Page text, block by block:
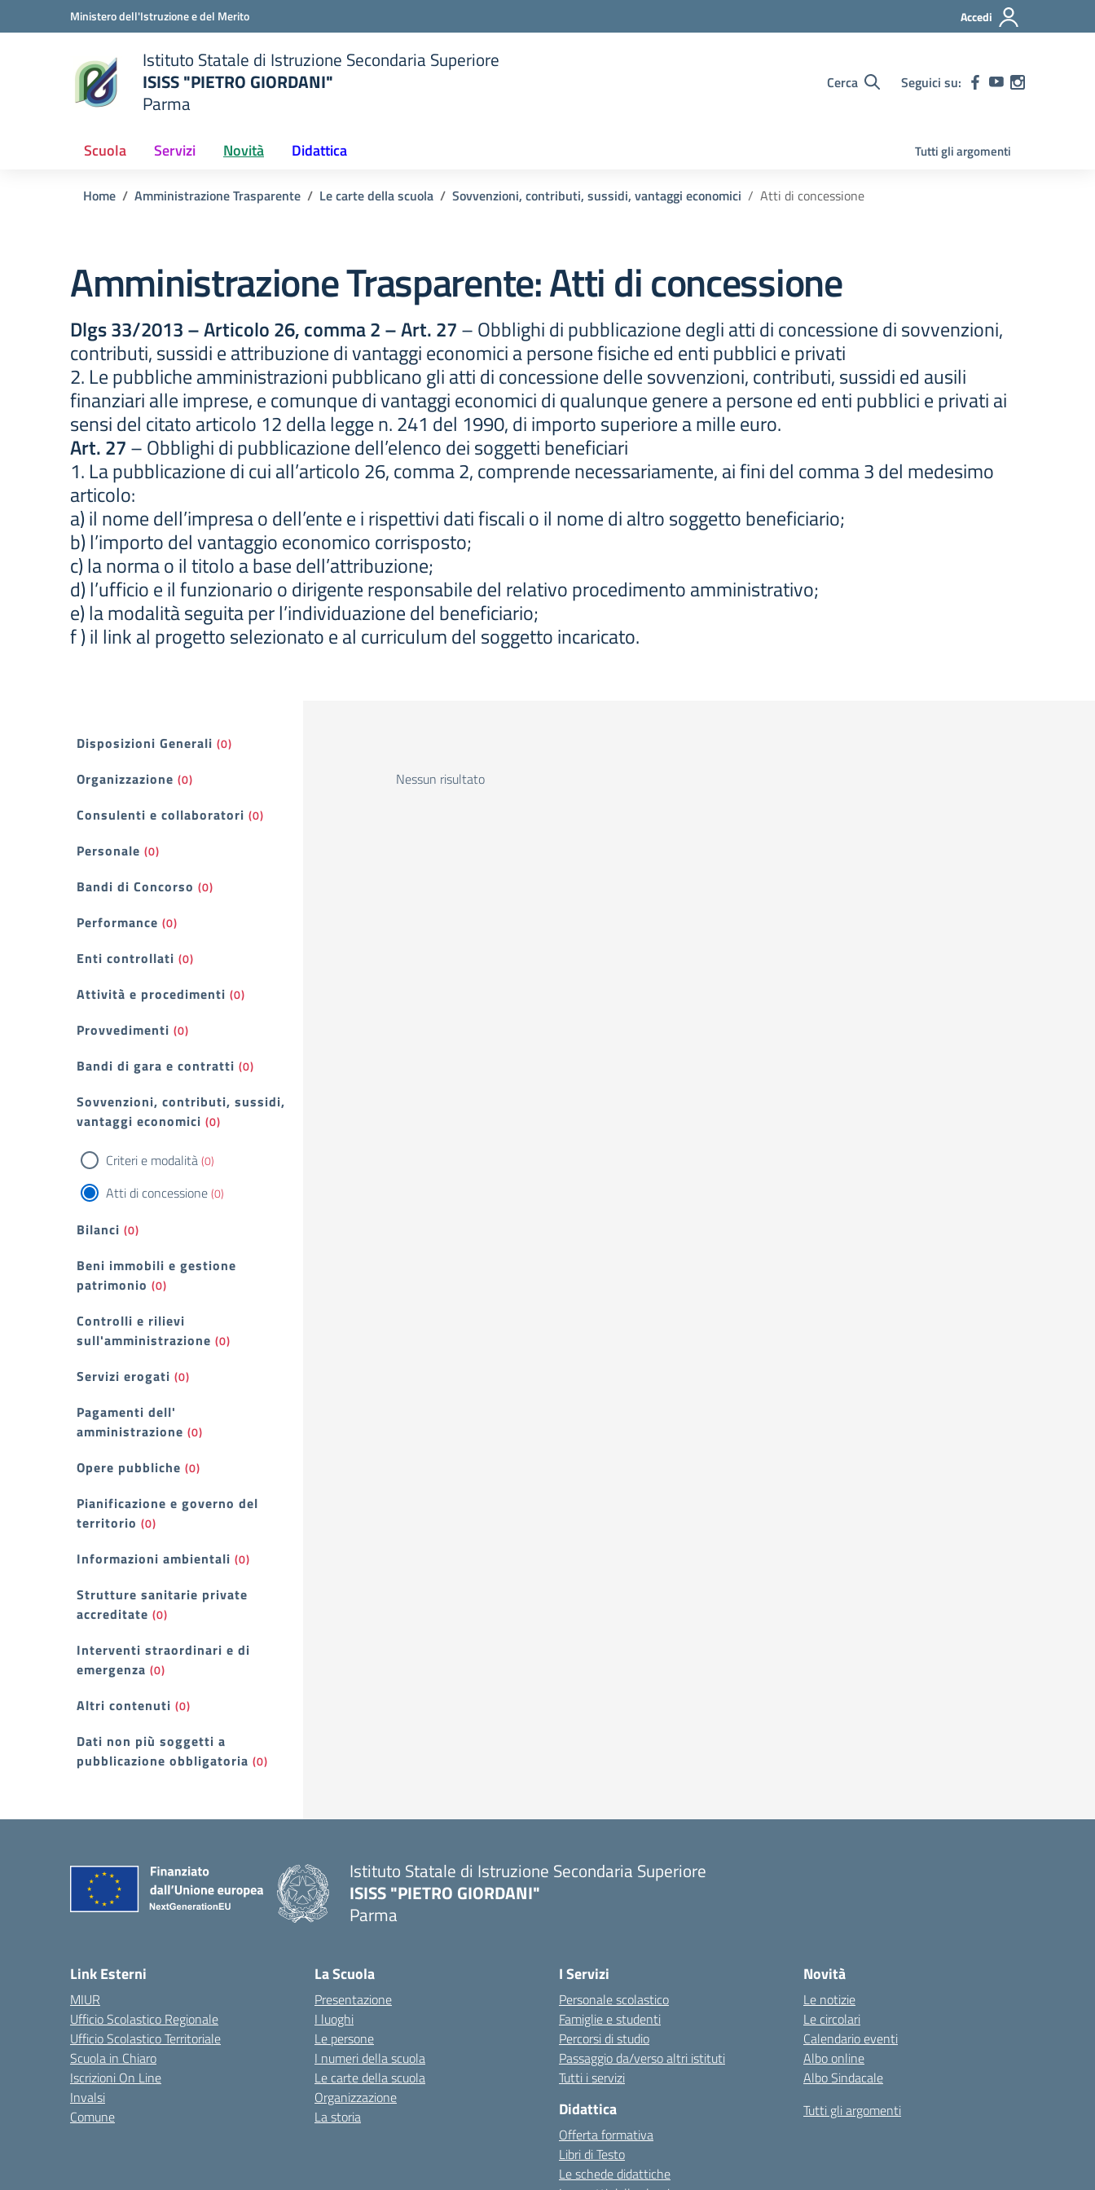
Vai ai contenuti
Vai al menu di navigazioneMinistero dell'Istruzione e del Merito Accedi
Istituto Statale di Istruzione Secondaria Superiore
ISISS "PIETRO GIORDANI"
Parma
Cerca Seguici su:
Scuola Servizi Novità Didattica Tutti gli argomenti
Home Amministrazione Trasparente Le carte della scuola Sovvenzioni, contributi, sussidi, vantaggi economici Atti di concessione
Amministrazione Trasparente:Atti di concessione
Dlgs 33/2013 – Articolo 26, comma 2 – Art. 27– Obblighi di pubblicazione degli atti di concessione di sovvenzioni,
contributi, sussidi e attribuzione di vantaggi economici a persone fisiche ed enti pubblici e privati
2. Le pubbliche amministrazioni pubblicano gli atti di concessione delle sovvenzioni, contributi, sussidi ed ausili
finanziari alle imprese, e comunque di vantaggi economici di qualunque genere a persone ed enti pubblici e privati ai
sensi del citato articolo 12 della legge n. 241 del 1990, di importo superiore a mille euro.
Art. 27– Obblighi di pubblicazione dell’elenco dei soggetti beneficiari
1. La pubblicazione di cui all’articolo 26, comma 2, comprende necessariamente, ai fini del comma 3 del medesimo
articolo:
a) il nome dell’impresa o dell’ente e i rispettivi dati fiscali o il nome di altro soggetto beneficiario;
b) l’importo del vantaggio economico corrisposto;
c) la norma o il titolo a base dell’attribuzione;
d) l’ufficio e il funzionario o dirigente responsabile del relativo procedimento amministrativo;
e) la modalità seguita per l’individuazione del beneficiario;
f ) il link al progetto selezionato e al curriculum del soggetto incaricato.
Filtri
Disposizioni Generali (0)
Organizzazione (0)
Consulenti e collaboratori (0)
Personale (0)
Bandi di Concorso (0)
Performance (0)
Enti controllati (0)
Attività e procedimenti (0)
Provvedimenti (0)
Bandi di gara e contratti (0)
Sovvenzioni, contributi, sussidi,
vantaggi economici (0)
Criteri e modalità(0)
Atti di concessione(0)
Bilanci (0)
Beni immobili e gestione
patrimonio (0)
Controlli e rilievi
sull'amministrazione (0)
Servizi erogati (0)
Pagamenti dell'
amministrazione (0)
Opere pubbliche (0)
Pianificazione e governo del
territorio (0)
Informazioni ambientali (0)
Strutture sanitarie private
accreditate (0)
Interventi straordinari e di
emergenza (0)
Altri contenuti (0)
Dati non più soggetti a
pubblicazione obbligatoria (0)
Nessun risultato
Istituto Statale di Istruzione Secondaria Superiore
ISISS "PIETRO GIORDANI"
Parma
Link Esterni
MIUR
Ufficio Scolastico Regionale
Ufficio Scolastico Territoriale
Scuola in Chiaro
Iscrizioni On Line
Invalsi
Comune
La Scuola
Presentazione
I luoghi
Le persone
I numeri della scuola
Le carte della scuola
Organizzazione
La storia
I Servizi
Personale scolastico
Famiglie e studenti
Percorsi di studio
Passaggio da/verso altri istituti
Tutti i servizi
Didattica
Offerta formativa
Libri di Testo
Le schede didattiche
Novità
Le notizie
Le circolari
Calendario eventi
Albo online
Albo Sindacale
Tutti gli argomenti